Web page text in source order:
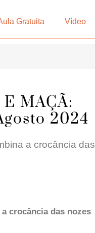
Gratuita Vídeo
MAÇÃ:
2024
a crocância das
a crocância das nozes